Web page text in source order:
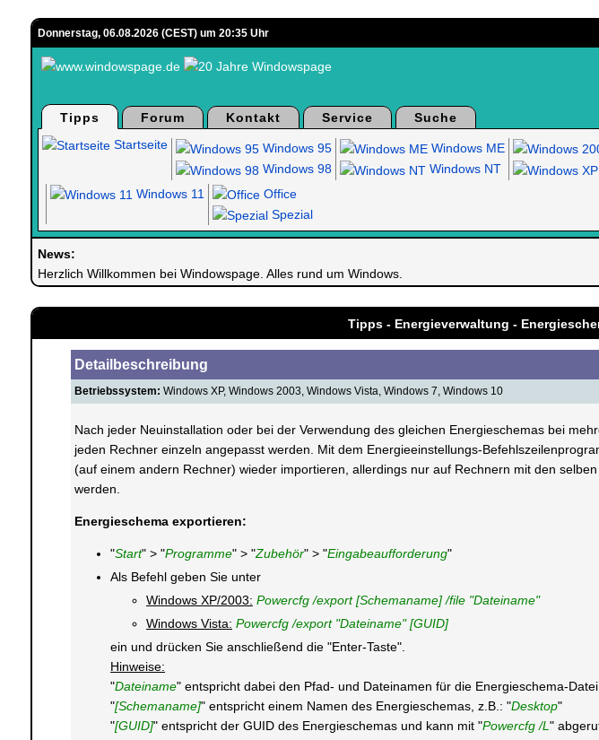
Donnerstag, 06.08.2026 (CEST) um 20:35 Uhr
Tipps Forum Kontakt Service
Suche
Startseite
Windows 95
Windows 98
Windows ME
Windows NT
Windows 11
Office
Spezial
News:
Herzlich Willkommen bei Windowspage. Alles rund um Windows.
Tipps - Energieverwaltung -
Detailbeschreibung
Betriebssystem: Windows XP, Windows 2003, Windows Vista, Windows 7, Windows 10
Nach jeder Neuinstallation oder bei der Verwendung des gleichen Energieschemas bei
jeden Rechner einzeln angepasst werden. Mit dem Energieeinstellungs-
(auf einem andern Rechner) wieder importieren, allerdings nur auf Rechnern mit den
werden.
Energieschema exportieren:
"Start" > "Programme" > "Zubehör" > "Eingabeaufforderung"
Als Befehl geben Sie unter
Windows XP/2003: Powercfg /export [Schemaname] /file "Dateiname"
Windows Vista: Powercfg /export "Dateiname" [GUID]
ein und drücken Sie anschließend die "Enter-Taste".
Hinweise:
"Dateiname" entspricht dabei den Pfad- und Dateinamen für die Energieschema-
"[Schemaname]" entspricht einem Namen des Energieschemas, z.B.: "Desktop"
"[GUID]" entspricht der GUID des Energieschemas und kann mit "Powercfg /L "